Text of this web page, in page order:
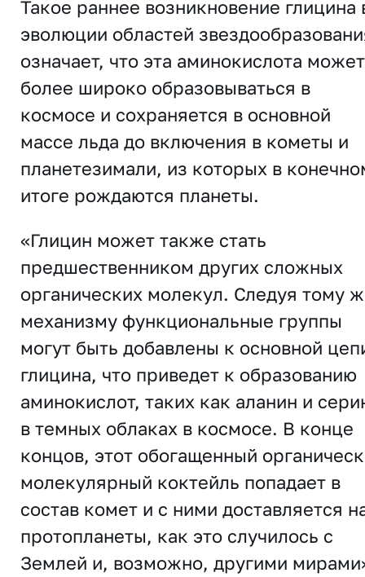
Такое раннее возникновение глицина
эволюции областей
означает, что эта аминокислота может
более широко образовываться в
космосе и сохраняется в основной
массе льда до включения в кометы и
планетезимали, из которых в
итоге рождаются планеты.
«Глицин может также стать
предшественником других сложных
органических молекул. Следуя тому
механизму функциональные группы
могут быть добавлены к основной
глицина, что приведет к образованию
аминокислот, таких как аланин и
в темных облаках в космосе. В конце
концов, этот обогащенный
молекулярный коктейль попадает в
состав комет и с ними доставляется
протопланеты, как это случилось с
Землей и, возможно, другими